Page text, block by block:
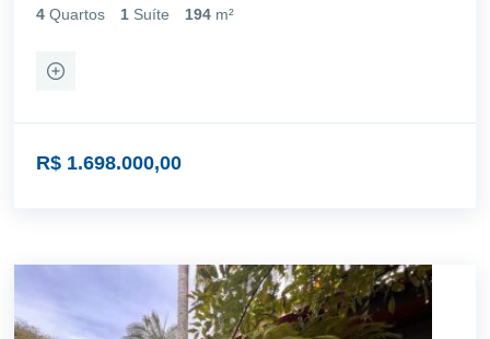
4 Quartos 1 Suíte 194 m²
R$ 1.698.000,00